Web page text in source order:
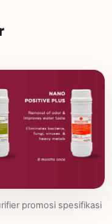
promosi spesifikasi